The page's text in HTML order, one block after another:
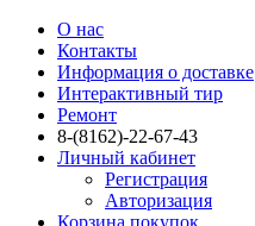
О нас
Контакты
Информация о доставке
Интерактивный тир
Ремонт
8-(8162)-22-67-43
Личный кабинет
Регистрация
Авторизация
Корзина покупок